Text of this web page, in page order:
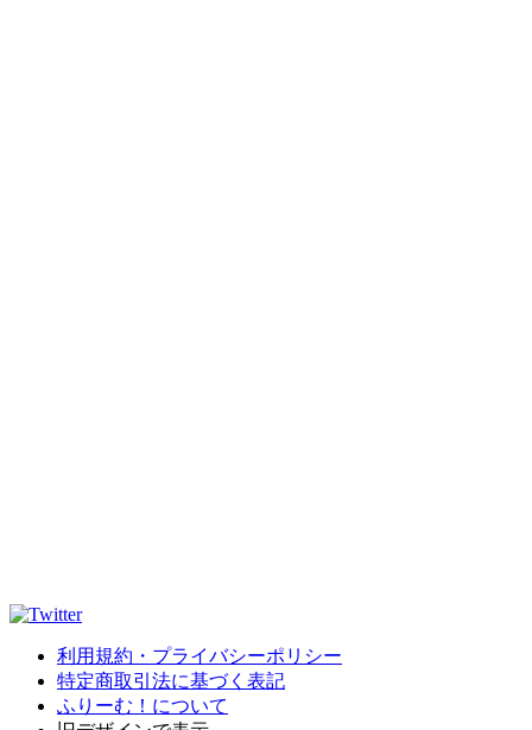
利用規約・プライバシーポリシー
特定商取引法に基づく表記
ふりーむ！について